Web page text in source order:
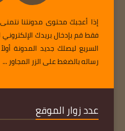
إذا أعجبك محتوى مدونتنا
فقط قم بإدخال بريدك
السريع ليصلك جديد المدونة
رساله بالضغط على الزر المجاور ...
عدد زوار الموقع